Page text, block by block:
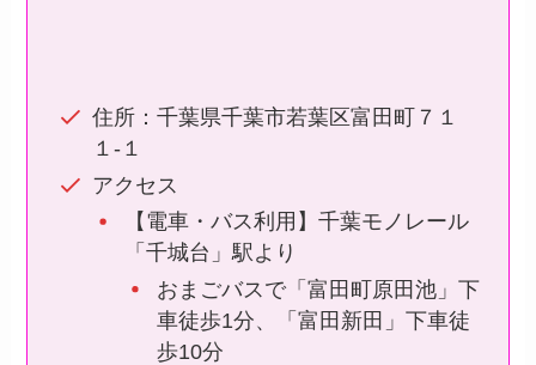
住所：千葉県千葉市若葉区富田町７１
１-１
アクセス
【電車・バス利用】千葉モノレール
「千城台」駅より
おまごバスで「富田町原田池」下
車徒歩1分、「富田新田」下車徒
歩10分